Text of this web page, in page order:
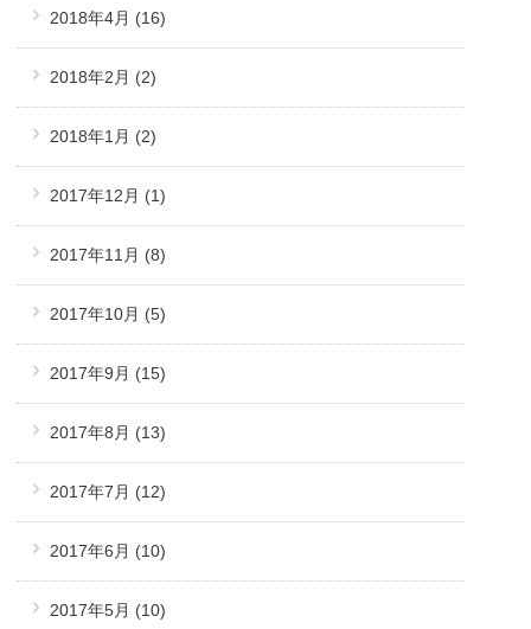
2018年4月 (16)
2018年2月 (2)
2018年1月 (2)
2017年12月 (1)
2017年11月 (8)
2017年10月 (5)
2017年9月 (15)
2017年8月 (13)
2017年7月 (12)
2017年6月 (10)
2017年5月 (10)